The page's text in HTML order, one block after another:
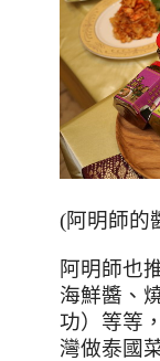
(阿明師的
阿明師也
海鮮醬、
功）等等
灣做泰國